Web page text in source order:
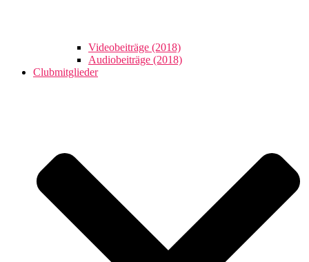
Videobeiträge (2018)
Audiobeiträge (2018)
Clubmitglieder